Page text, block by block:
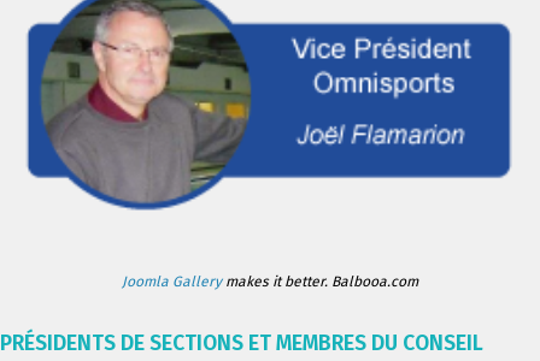
Joomla Gallerymakes it better. Balbooa.com
PRÉSIDENTS DE SECTIONS ET MEMBRES DU CONSEIL